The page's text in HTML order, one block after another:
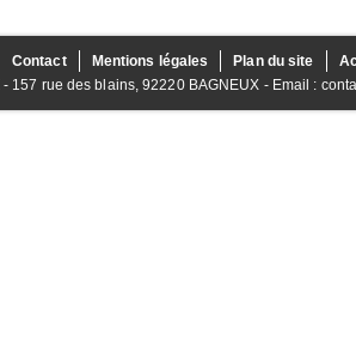
Contact Mentions légales Plan du site
- 157 rue des blains, 92220 BAGNEUX - Email :